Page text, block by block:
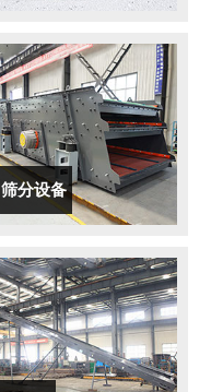
筛分设备